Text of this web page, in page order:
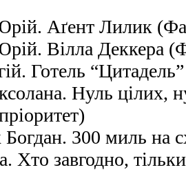
Аґент Лилик
Вілла Деккера
Готель
Нуль цілих,
Богдан. 300 миль на
Хто завгодно,